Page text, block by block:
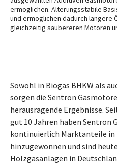
ermöglichen. Alterungsstabile
und ermöglichen dadurch längere
gleichzeitig saubereren Motoren
Sowohl in Biogas BHKW als
sorgen die Sentron
herausragende Ergebnisse.
gut 10 Jahren haben Sentron
kontinuierlich Marktanteile in
hinzugewonnen und sind
Holzgasanlagen in